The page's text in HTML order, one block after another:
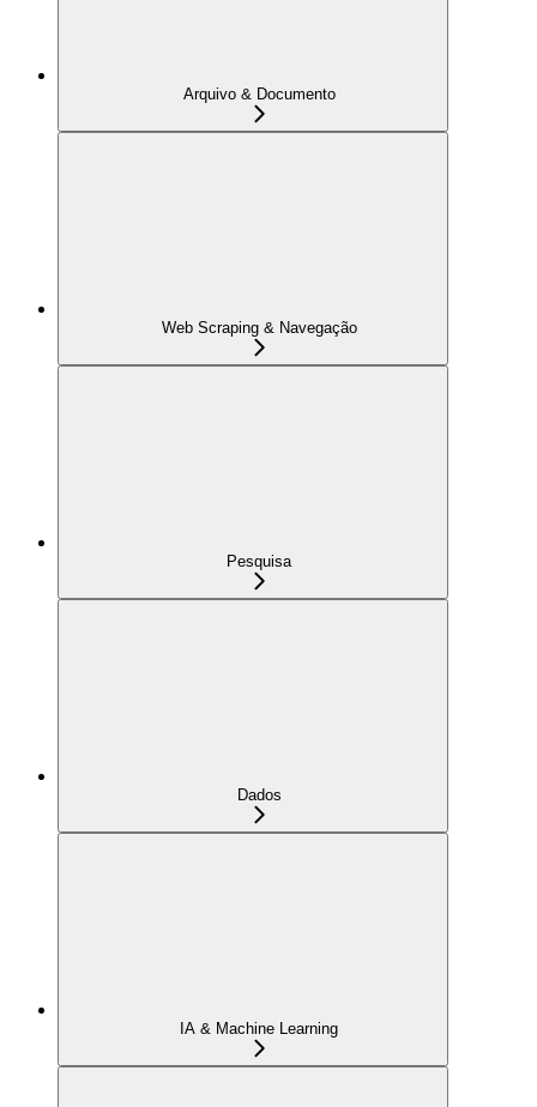
Arquivo & Documento
Web Scraping & Navegação
Pesquisa
Dados
IA & Machine Learning